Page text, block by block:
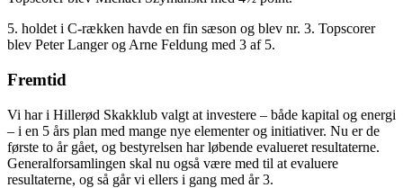
5. holdet i C-rækken havde en fin sæson og blev nr. 3. Topscorer
blev Peter Langer og Arne Feldung med 3 af 5.
Fremtid
Vi har i Hillerød Skakklub valgt at investere – både kapital og energi
– i en 5 års plan med mange nye elementer og initiativer. Nu er de
første to år gået, og bestyrelsen har løbende evalueret resultaterne.
Generalforsamlingen skal nu også være med til at evaluere
resultaterne, og så går vi ellers i gang med år 3.